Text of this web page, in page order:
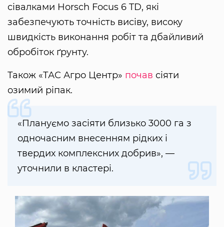
сівалками Horsch Focus 6 TD, які
забезпечують точність висіву, високу
швидкість виконання робіт та дбайливий
обробіток ґрунту.
Також «ТАС Агро Центр» почав сіяти
озимий ріпак.
«Плануємо засіяти близько 3000 га з
одночасним внесенням рідких і
твердих комплексних добрив», —
уточнили в кластері.